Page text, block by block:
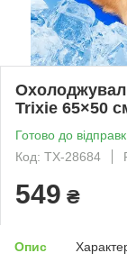
Trixie 65×50
Готово до
Код: TX-28684
549 ₴
Опис